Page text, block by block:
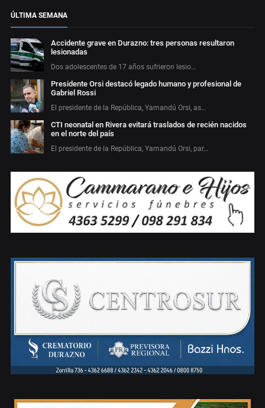
ÚLTIMA SEMANA
Accidente grave en Durazno: tres personas resultaron
lesionadas
Dos adolescentes de 17 años sufrieron lesio…
Presidente Orsi destacó legado humano y profesional de
Gabriel Rossi
El presidente de la República, Yamandú Orsi, as…
CTI neonatal en Rivera evitará traslados de recién nacidos
en el norte del país
El presidente de la República, Yamandú Orsi, par…